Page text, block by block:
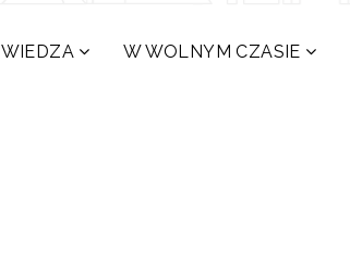
WIEDZA W WOLNYM CZASIE